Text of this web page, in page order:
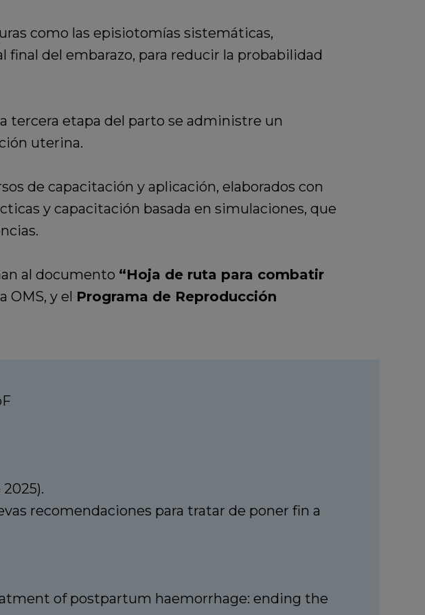
como las episiotomías sistemáticas,
del embarazo, para reducir la probabilidad
tercera etapa del parto se administre un
uterina.
de capacitación y aplicación, elaborados con
y capacitación basada en simulaciones, que
al documento “Hoja de ruta para combatir
OMS, y el Programa de Reproducción
recomendaciones para tratar de poner fin a
of postpartum haemorrhage: ending the